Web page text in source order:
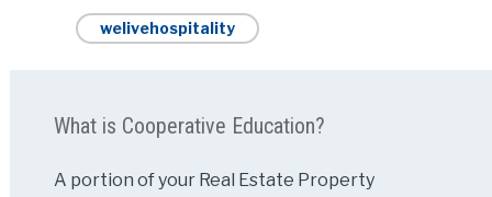
welivehospitality
What is Cooperative Education?
A portion of your Real Estate Property